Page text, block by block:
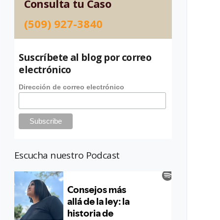
Consulta tu Caso
(509) 927-3840
Suscríbete al blog por correo
electrónico
Dirección de correo electrónico
Escucha nuestro Podcast